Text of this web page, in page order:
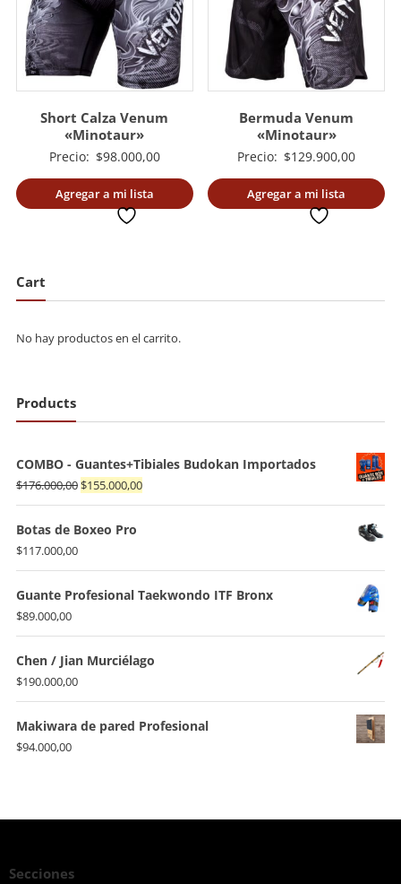
Short Calza Venum
«Minotaur»
Precio: $98.000,00
Agregar a mi lista
Bermuda Venum
«Minotaur»
Precio: $129.900,00
Agregar a mi lista
Cart
No hay productos en el carrito.
Products
COMBO - Guantes+Tibiales Budokan Importados
$176.000,00El
precio
original
$176.000,00.
$155.000,00El
precio
$155.000,00.
Botas de Boxeo Pro
$117.000,00
Guante Profesional Taekwondo ITF Bronx
$89.000,00
Chen / Jian Murciélago
$190.000,00
Makiwara de pared Profesional
$94.000,00
Secciones